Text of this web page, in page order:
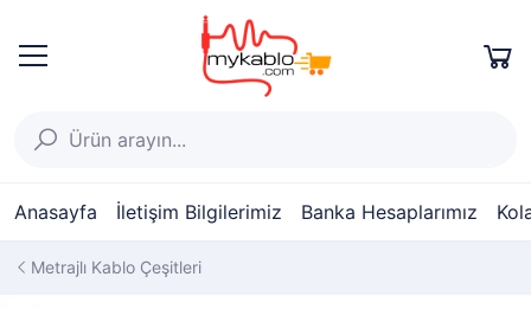
Anasayfa İletişim Bilgilerimiz Banka Hesaplarımız
Metrajlı Kablo Çeşitleri